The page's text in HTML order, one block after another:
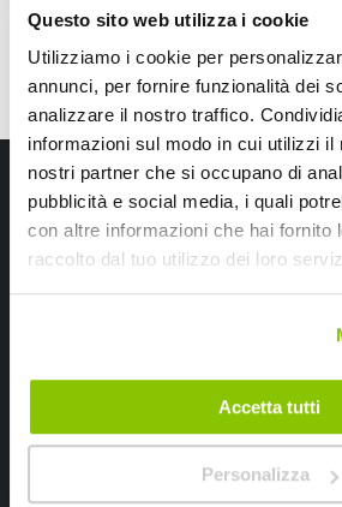
Questo sito web utilizza i cookie
Utilizziamo i cookie per
annunci, per fornire funzionalità dei
analizzare il nostro traffico.
informazioni sul modo in cui utilizzi il
nostri partner che si occupano di
pubblicità e social media, i quali
con altre informazioni che hai fornito
raccolto dal tuo utilizzo dei loro
Accetta tutti
Personalizza
Iscriviti alla
Ricevi subito uno sconto del 10% per il
Iscrivimi